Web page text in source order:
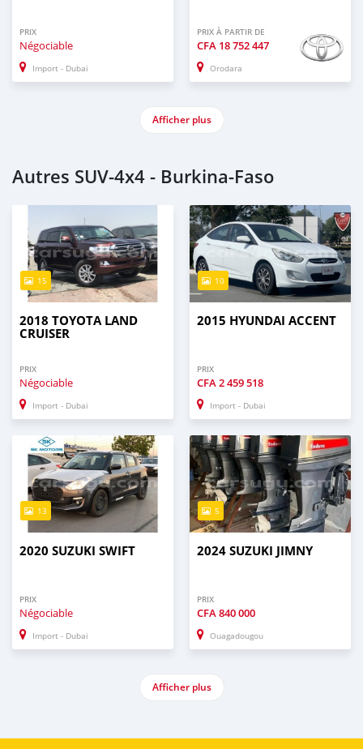
PRIX
Négociable
Import - Dubai
PRIX À PARTIR DE
CFA 18 752 447
Orodara
Afficher plus
Autres SUV‒4x4 - Burkina-Faso
15
2018 TOYOTA LAND
CRUISER
PRIX
Négociable
Import - Dubai
10
2015 HYUNDAI ACCENT
PRIX
CFA2 459 518
Import - Dubai
13
2020 SUZUKI SWIFT
PRIX
Négociable
Import - Dubai
5
2024 SUZUKI JIMNY
PRIX
CFA840 000
Ouagadougou
Afficher plus